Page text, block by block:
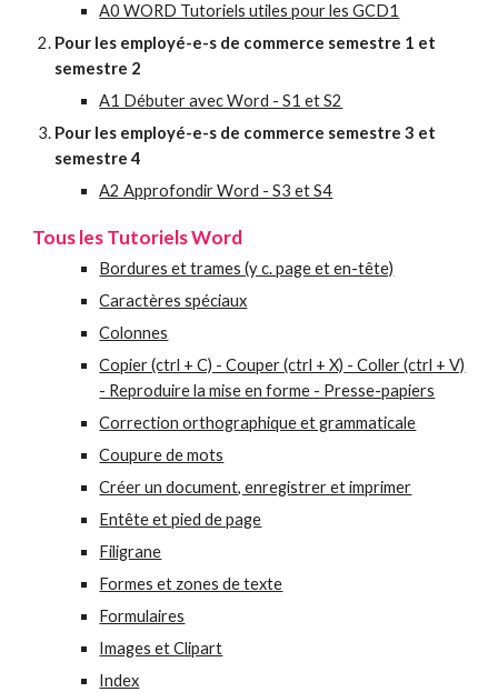
A0 WORD Tutoriels utiles pour les GCD1
Pour les employé-e-s de commerce semestre 1 et
semestre 2
A1 Débuter avec Word - S1 et S2
Pour les employé-e-s de commerce semestre 3 et
semestre 4
A2 Approfondir Word - S3 et S4
Tous les Tutoriels Word
Bordures et trames (y c. page et en-tête)
Caractères spéciaux
Colonnes
Copier (ctrl + C) - Couper (ctrl + X) - Coller (ctrl + V)
- Reproduire la mise en forme - Presse-papiers
Correction orthographique et grammaticale
Coupure de mots
Créer un document, enregistrer et imprimer
Entête et pied de page
Filigrane
Formes et zones de texte
Formulaires
Images et Clipart
Index